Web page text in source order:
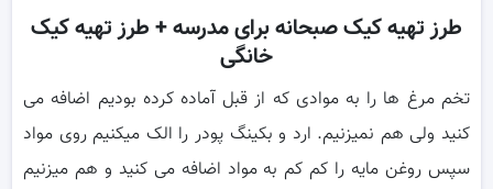
طرز تهیه کیک صبحانه برای مدرسه + طرز تهیه کیک
خانگی
تخم مرغ ها را به موادی که از قبل آماده کرده بودیم اضافه می
کنید ولی هم نمیزنیم. ارد و بکینگ پودر را الک میکنیم روی مواد
سپس روغن مایه را کم کم به مواد اضافه می کنید و هم میزنیم